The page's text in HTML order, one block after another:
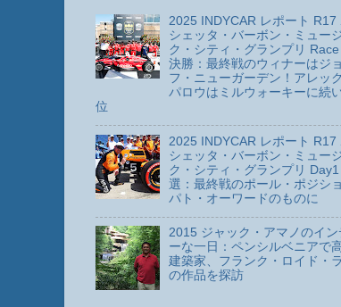
2025 INDYCAR レポート R17
シェッタ・バーボン・ミュー
ク・シティ・グランプリ
決勝：最終戦のウィナーはジ
フ・ニューガーデン！アレッ
パロウはミルウォーキーに続
位
2025 INDYCAR レポート R17
シェッタ・バーボン・ミュー
ク・シティ・グランプリ Day1
選：最終戦のポール・ポジシ
パト・オーワードのものに
2015 ジャック・アマノのイン
ーな一日：ペンシルベニアで
建築家、フランク・ロイド・
の作品を探訪